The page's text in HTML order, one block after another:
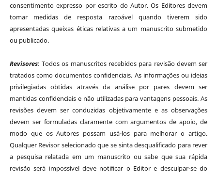
consentimento expresso por escrito do Autor. Os Editores devem
tomar medidas de resposta razoável quando tiverem sido
apresentadas queixas éticas relativas a um manuscrito submetido
ou publicado.
Revisores: Todos os manuscritos recebidos para revisão devem ser
tratados como documentos confidenciais. As informações ou ideias
privilegiadas obtidas através da análise por pares devem ser
mantidas confidenciais e não utilizadas para vantagens pessoais. As
revisões devem ser conduzidas objetivamente e as observações
devem ser formuladas claramente com argumentos de apoio, de
modo que os Autores possam usá-los para melhorar o artigo.
Qualquer Revisor selecionado que se sinta desqualificado para rever
a pesquisa relatada em um manuscrito ou sabe que sua rápida
revisão será impossível deve notificar o Editor e desculpar-se do